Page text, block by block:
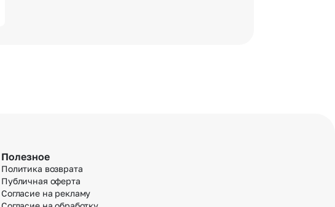
Полезное
Политика возврата
Публичная оферта
Согласие на рекламу